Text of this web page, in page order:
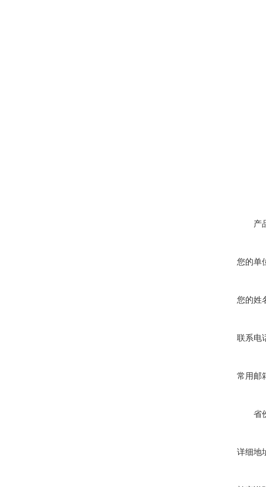
产
您的单
您的姓
联系电
常用邮
省
详细地